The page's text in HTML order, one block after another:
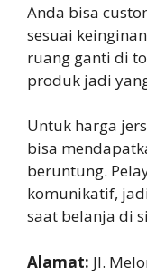
Anda bisa
sesuai
ruang ganti di
produk jadi
Untuk harga
bisa
beruntung.
komunikatif,
saat belanja di
Alamat: Jl.